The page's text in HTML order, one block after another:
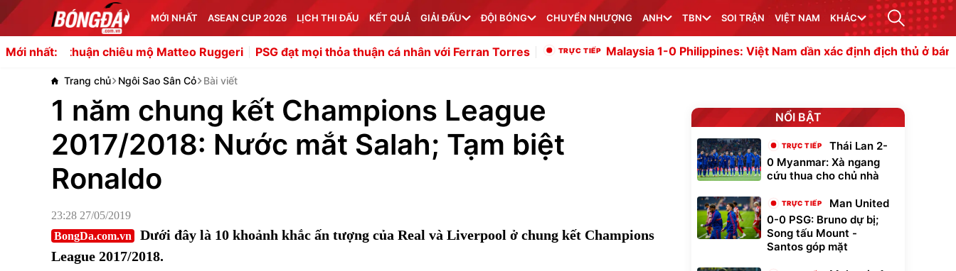
MỚI NHẤT ASEAN CUP 2026 LỊCH THI ĐẤU KẾT QUẢ GIẢI ĐẤU ĐỘI BÓNG CHUYỂN NHƯỢNG ANH TBN SOI TRẬN VIỆT NAM KHÁC
Mới nhất:
Matteo Ruggeri PSG đạt mọi thỏa thuận cá nhân với Ferran Torres Malaysia 1-0 Philippines: Việt Nam dần xác định địch thủ ở bán kết Thái
Trang chủ Ngôi Sao Sân Cỏ Bài viết
1 năm chung kết Champions League
2017/2018: Nước mắt Salah; Tạm biệt
Ronaldo
23:28 27/05/2019
BongDa.com.vn
Dưới đây là 10 khoảnh khắc ấn tượng của Real và Liverpool ở chung kết Champions
League 2017/2018.
NỔI BẬT
Thái Lan 2-
0 Myanmar: Xà ngang
cứu thua cho chủ nhà
0-0 PSG: Bruno dự bị;
Song tấu Mount -
Santos góp mặt